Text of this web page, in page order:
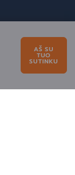
AŠ SU
TUO
SUTINKU